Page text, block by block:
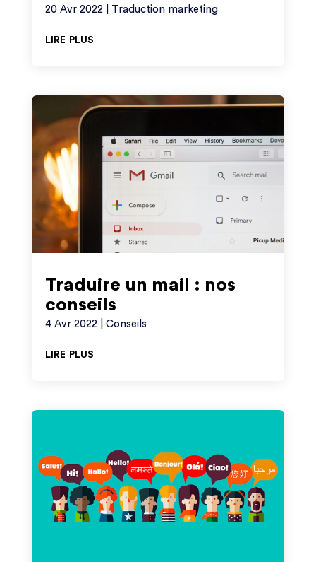
20 Avr 2022 Traduction marketing
lire plus
Traduire un mail : nos
conseils
4 Avr 2022 Conseils
lire plus